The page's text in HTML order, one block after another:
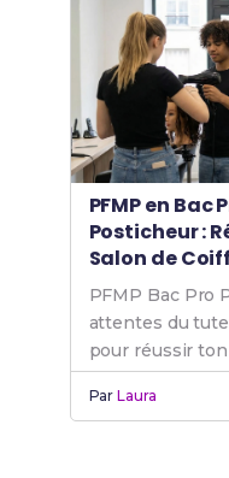
PFMP en Bac
Posticheur :
Salon de
PFMP Bac Pro
attentes du
pour réussir
coiffure.
ParLaura